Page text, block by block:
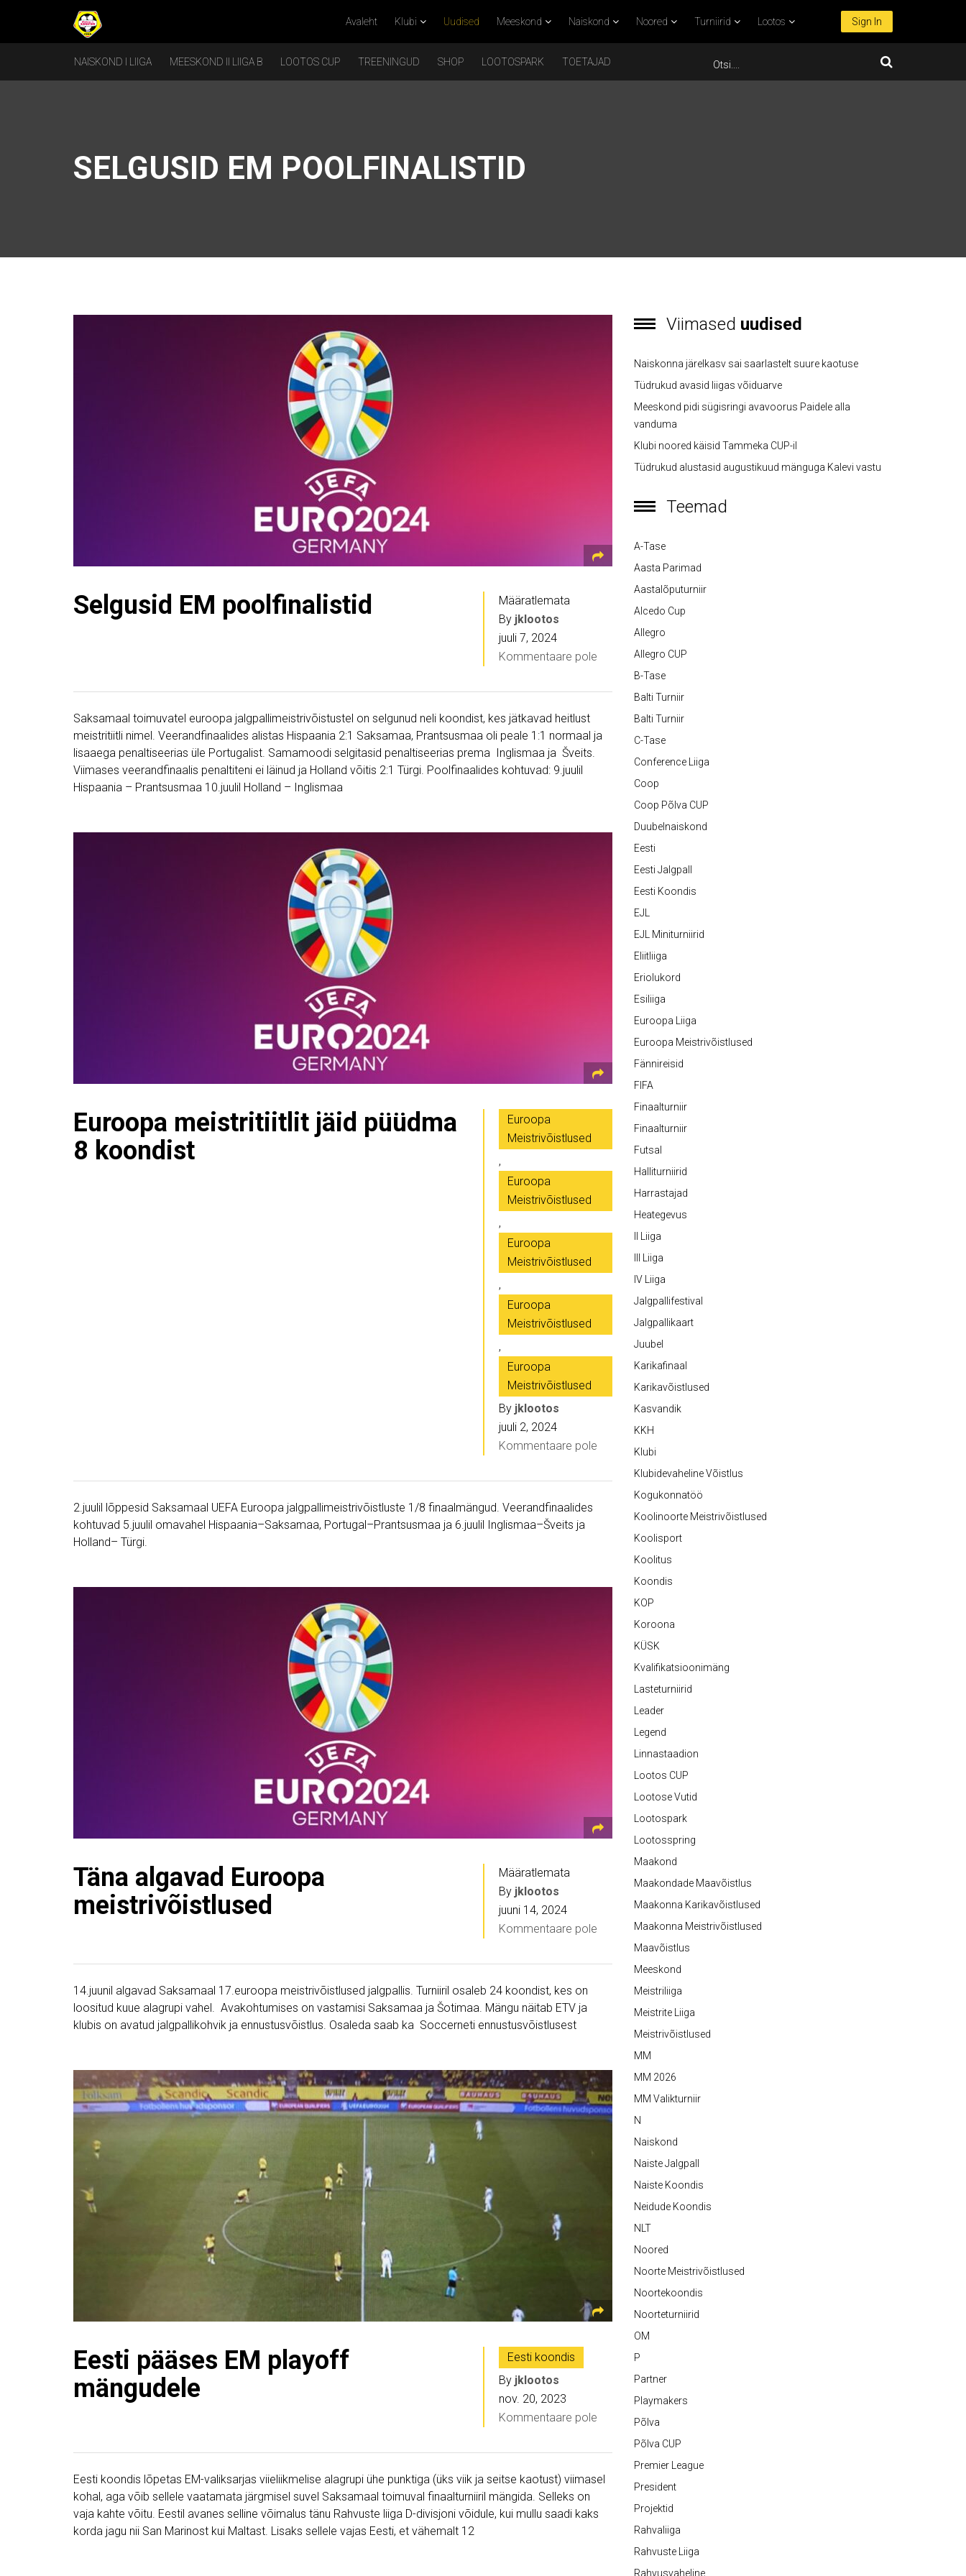
Avaleht Klubi Uudised Meeskond Naiskond Noored Turniirid Lootos Sign In
NAISKOND I LIIGA MEESKOND II LIIGA B LOOTOS CUP TREENINGUD SHOP LOOTOSPARK TOETAJAD
SELGUSID EM POOLFINALISTID
Selgusid EM poolfinalistid
Määratlemata
By jklootos
juuli 7, 2024
Kommentaare pole
Saksamaal toimuvatel euroopa jalgpallimeistrivõistustel on selgunud neli koondist, kes jätkavad heitlust
meistritiitli nimel. Veerandfinaalides alistas Hispaania 2:1 Saksamaa, Prantsusmaa oli peale 1:1 normaal ja
lisaaega penaltiseerias üle Portugalist. Samamoodi selgitasid penaltiseerias prema Inglismaa ja Šveits.
Viimases veerandfinaalis penaltiteni ei läinud ja Holland võitis 2:1 Türgi. Poolfinaalides kohtuvad: 9.juulil
Hispaania – Prantsusmaa 10.juulil Holland – Inglismaa
Euroopa meistritiitlit jäid püüdma
8 koondist
Euroopa
Meistrivõistlused
,
Euroopa
Meistrivõistlused
,
Euroopa
Meistrivõistlused
,
Euroopa
Meistrivõistlused
,
Euroopa
Meistrivõistlused
By jklootos
juuli 2, 2024
Kommentaare pole
2.juulil lõppesid Saksamaal UEFA Euroopa jalgpallimeistrivõistluste 1/8 finaalmängud. Veerandfinaalides
kohtuvad 5.juulil omavahel Hispaania–Saksamaa, Portugal–Prantsusmaa ja 6.juulil Inglismaa–Šveits ja
Holland– Türgi.
Täna algavad Euroopa
meistrivõistlused
Määratlemata
By jklootos
juuni 14, 2024
Kommentaare pole
14.juunil algavad Saksamaal 17.euroopa meistrivõistlused jalgpallis. Turniiril osaleb 24 koondist, kes on
loositud kuue alagrupi vahel. Avakohtumises on vastamisi Saksamaa ja Šotimaa. Mängu näitab ETV ja
klubis on avatud jalgpallikohvik ja ennustusvõistlus. Osaleda saab ka Soccerneti ennustusvõistlusest
Eesti pääses EM playoff
mängudele
Eesti koondis
By jklootos
nov. 20, 2023
Kommentaare pole
Eesti koondis lõpetas EM-valiksarjas viieliikmelise alagrupi ühe punktiga (üks viik ja seitse kaotust) viimasel
kohal, aga võib sellele vaatamata järgmisel suvel Saksamaal toimuval finaalturniiril mängida. Selleks on
vaja kahte võitu. Eestil avanes selline võimalus tänu Rahvuste liiga D-divisjoni võidule, kui mullu saadi kaks
korda jagu nii San Marinost kui Maltast. Lisaks sellele vajas Eesti, et vähemalt 12
Viimased uudised
Naiskonna järelkasv sai saarlastelt suure kaotuse
Tüdrukud avasid liigas võiduarve
Meeskond pidi sügisringi avavoorus Paidele alla
vanduma
Klubi noored käisid Tammeka CUP-il
Tüdrukud alustasid augustikuud mänguga Kalevi vastu
Teemad
A-Tase
Aasta Parimad
Aastalõputurniir
Alcedo Cup
Allegro
Allegro CUP
B-Tase
Balti Turniir
Balti Turniir
C-Tase
Conference Liiga
Coop
Coop Põlva CUP
Duubelnaiskond
Eesti
Eesti Jalgpall
Eesti Koondis
EJL
EJL Miniturniirid
Eliitliiga
Eriolukord
Esiliiga
Euroopa Liiga
Euroopa Meistrivõistlused
Fännireisid
FIFA
Finaalturniir
Finaalturniir
Futsal
Halliturniirid
Harrastajad
Heategevus
II Liiga
III Liiga
IV Liiga
Jalgpallifestival
Jalgpallikaart
Juubel
Karikafinaal
Karikavõistlused
Kasvandik
KKH
Klubi
Klubidevaheline Võistlus
Kogukonnatöö
Koolinoorte Meistrivõistlused
Koolisport
Koolitus
Koondis
KOP
Koroona
KÜSK
Kvalifikatsioonimäng
Lasteturniirid
Leader
Legend
Linnastaadion
Lootos CUP
Lootose Vutid
Lootospark
Lootosspring
Maakond
Maakondade Maavõistlus
Maakonna Karikavõistlused
Maakonna Meistrivõistlused
Maavõistlus
Meeskond
Meistriliiga
Meistrite Liiga
Meistrivõistlused
MM
MM 2026
MM Valikturniir
N
Naiskond
Naiste Jalgpall
Naiste Koondis
Neidude Koondis
NLT
Noored
Noorte Meistrivõistlused
Noortekoondis
Noorteturniirid
OM
P
Partner
Playmakers
Põlva
Põlva CUP
Premier League
President
Projektid
Rahvaliiga
Rahvuste Liiga
Rahvusvaheline